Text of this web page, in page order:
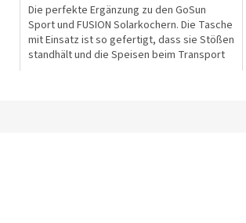
Die perfekte Ergänzung zu den GoSun
Sport und FUSION Solarkochern. Die Tasche
mit Einsatz ist so gefertigt, dass sie Stößen
standhält und die Speisen beim Transport